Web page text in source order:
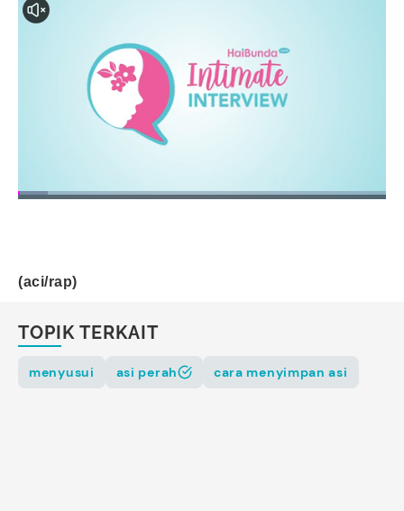
(aci/rap)
TOPIK TERKAIT
menyusui asi perah cara menyimpan asi